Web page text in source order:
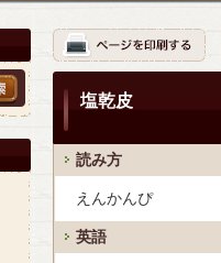
塩乾皮
読み方
えんかんぴ
英語